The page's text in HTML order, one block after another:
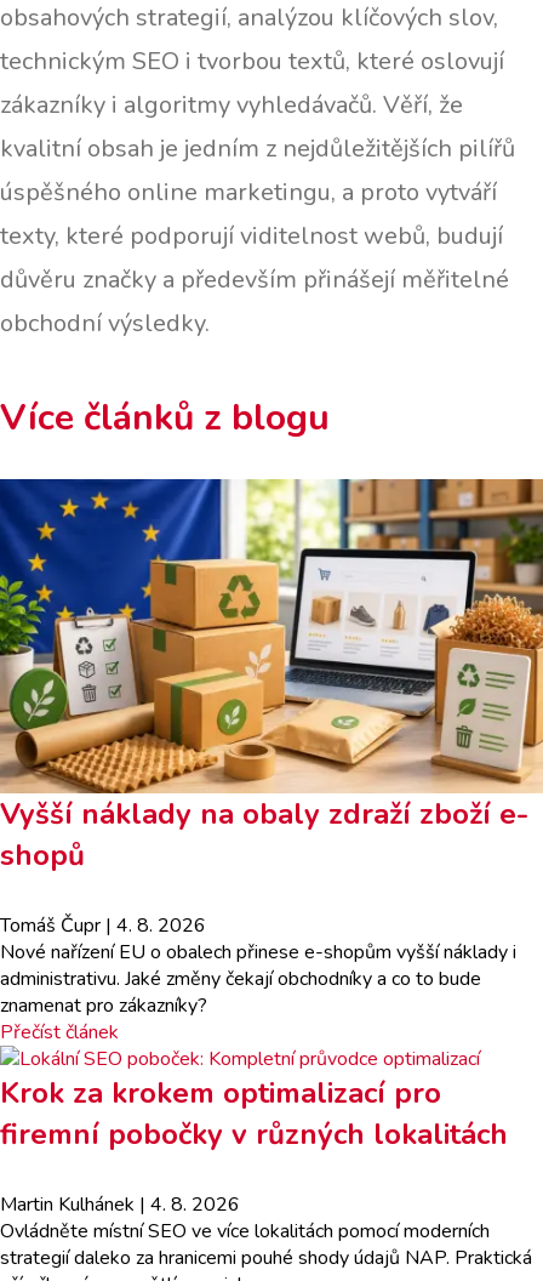
obsahových strategií, analýzou klíčových slov,
technickým SEO i tvorbou textů, které oslovují
zákazníky i algoritmy vyhledávačů. Věří, že
kvalitní obsah je jedním z nejdůležitějších pilířů
úspěšného online marketingu, a proto vytváří
texty, které podporují viditelnost webů, budují
důvěru značky a především přinášejí měřitelné
obchodní výsledky.
Více článků z blogu
Vyšší náklady na obaly zdraží zboží e-
shopů
Tomáš Čupr | 4. 8. 2026
Nové nařízení EU o obalech přinese e-shopům vyšší náklady i
administrativu. Jaké změny čekají obchodníky a co to bude
znamenat pro zákazníky?
Přečíst článek
Krok za krokem optimalizací pro
firemní pobočky v různých lokalitách
Martin Kulhánek | 4. 8. 2026
Ovládněte místní SEO ve více lokalitách pomocí moderních
strategií daleko za hranicemi pouhé shody údajů NAP. Praktická